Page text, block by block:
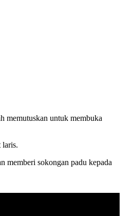
memutuskan untuk membuka
laris.
memberi sokongan padu kepada